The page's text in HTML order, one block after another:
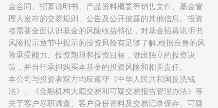
金合同、招募说明书、产品资料概要等销售文件、基金管
理人发布的交易规则、公告及公开披露的其他信息。投资
者需要全面认识基金的风险收益特征，对基金招募说明书
风险揭示章节中揭示的投资风险有足够了解,根据自身的风
险承受能力、投资期限和投资目标，做出独立的投资决
策，并自行承担购买本基金的投资风险和相关责任。
本公司与投资者双方均应遵守《中华人民共和国反洗钱
法》、《金融机构大额交易和可疑交易报告管理办法》等
关于客户尽职调查、客户身份资料及交易记录保存、可疑